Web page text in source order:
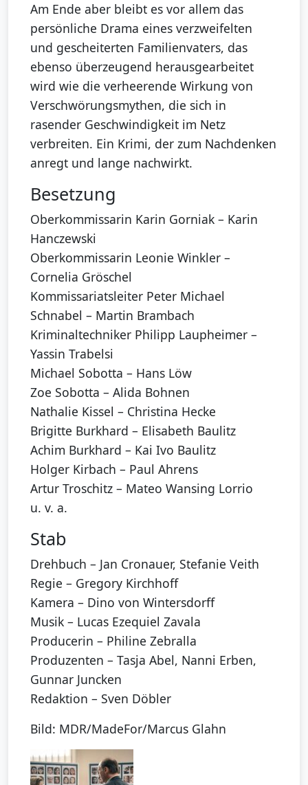
Am Ende aber bleibt es vor allem das
persönliche Drama eines verzweifelten
und gescheiterten Familienvaters, das
ebenso überzeugend herausgearbeitet
wird wie die verheerende Wirkung von
Verschwörungsmythen, die sich in
rasender Geschwindigkeit im Netz
verbreiten. Ein Krimi, der zum Nachdenken
anregt und lange nachwirkt.
Besetzung
Oberkommissarin Karin Gorniak – Karin
Hanczewski
Oberkommissarin Leonie Winkler –
Cornelia Gröschel
Kommissariatsleiter Peter Michael
Schnabel – Martin Brambach
Kriminaltechniker Philipp Laupheimer –
Yassin Trabelsi
Michael Sobotta – Hans Löw
Zoe Sobotta – Alida Bohnen
Nathalie Kissel – Christina Hecke
Brigitte Burkhard – Elisabeth Baulitz
Achim Burkhard – Kai Ivo Baulitz
Holger Kirbach – Paul Ahrens
Artur Troschitz – Mateo Wansing Lorrio
u. v. a.
Stab
Drehbuch – Jan Cronauer, Stefanie Veith
Regie – Gregory Kirchhoff
Kamera – Dino von Wintersdorff
Musik – Lucas Ezequiel Zavala
Producerin – Philine Zebralla
Produzenten – Tasja Abel, Nanni Erben,
Gunnar Juncken
Redaktion – Sven Döbler
Bild: MDR/MadeFor/Marcus Glahn